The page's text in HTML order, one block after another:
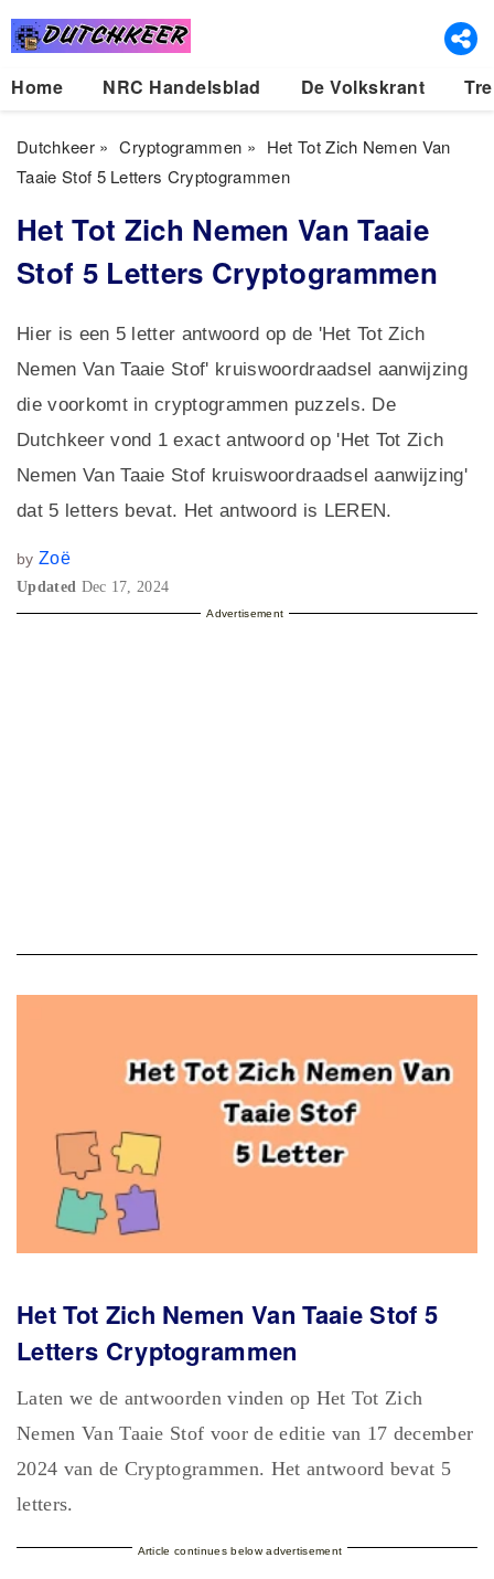
Home NRC Handelsblad De Volkskrant
Dutchkeer» Cryptogrammen » Het Tot Zich Nemen Van
Taaie Stof 5 Letters Cryptogrammen
Het Tot Zich Nemen Van Taaie
Stof 5 Letters Cryptogrammen
Hier is een 5 letter antwoord op de 'Het Tot Zich
Nemen Van Taaie Stof' kruiswoordraadsel aanwijzing
die voorkomt in cryptogrammen puzzels. De
Dutchkeer vond 1 exact antwoord op 'Het Tot Zich
Nemen Van Taaie Stof kruiswoordraadsel aanwijzing'
dat 5 letters bevat. Het antwoord is LEREN.
by Zoë
Updated Dec 17, 2024
Advertisement
Het Tot Zich Nemen Van Taaie Stof 5
Letters Cryptogrammen
Laten we de antwoorden vinden op Het Tot Zich
Nemen Van Taaie Stof voor de editie van 17 december
2024 van de Cryptogrammen. Het antwoord bevat 5
letters.
Article continues below advertisement